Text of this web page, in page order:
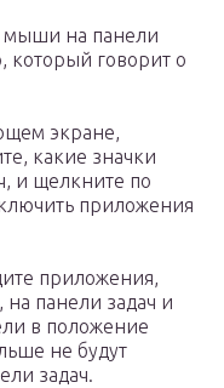
мыши на панели
который говорит о
экране,
какие значки
и щелкните по
приложения
приложения,
на панели задач и
в положение
не будут
задач.